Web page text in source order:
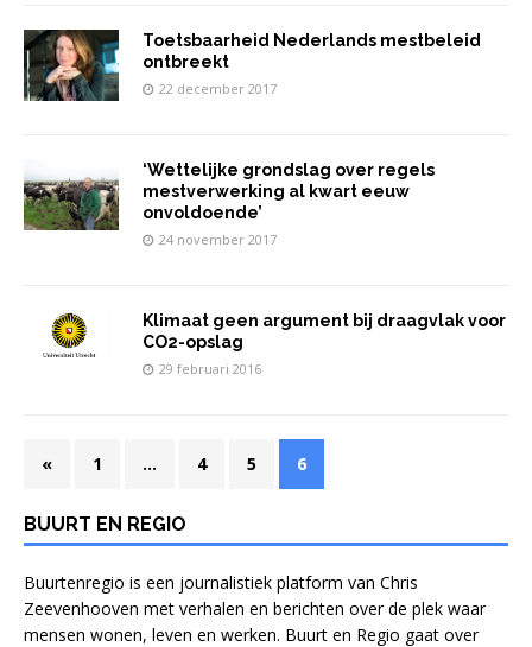
Toetsbaarheid Nederlands mestbeleid
ontbreekt
22 december 2017
‘Wettelijke grondslag over regels
mestverwerking al kwart eeuw
onvoldoende’
24 november 2017
Klimaat geen argument bij draagvlak voor
CO2-opslag
29 februari 2016
« 1 … 4 5 6
BUURT EN REGIO
Buurtenregio is een journalistiek platform van Chris
Zeevenhooven met verhalen en berichten over de plek waar
mensen wonen, leven en werken. Buurt en Regio gaat over